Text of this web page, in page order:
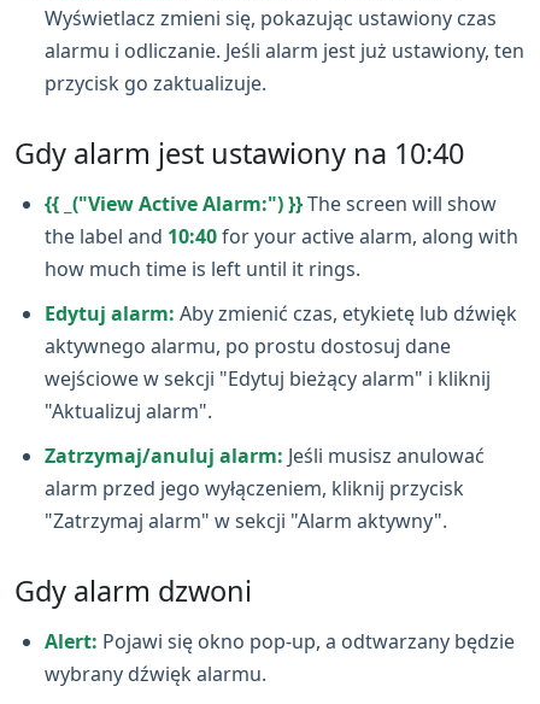
Wyświetlacz zmieni się, pokazując ustawiony czas
alarmu i odliczanie. Jeśli alarm jest już ustawiony, ten
przycisk go zaktualizuje.
Gdy alarm jest ustawiony na 10:40
{{ _("View Active Alarm:") }}The screen will show
the label and 10:40for your active alarm, along with
how much time is left until it rings.
Edytuj alarm: Aby zmienić czas, etykietę lub dźwięk
aktywnego alarmu, po prostu dostosuj dane
wejściowe w sekcji "Edytuj bieżący alarm" i kliknij
"Aktualizuj alarm".
Zatrzymaj/anuluj alarm: Jeśli musisz anulować
alarm przed jego wyłączeniem, kliknij przycisk
"Zatrzymaj alarm" w sekcji "Alarm aktywny".
Gdy alarm dzwoni
Alert: Pojawi się okno pop‑up, a odtwarzany będzie
wybrany dźwięk alarmu.